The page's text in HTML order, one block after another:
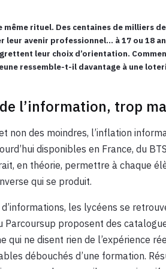
même rituel. Des centaines de milliers
avenir professionnel… à 17 ou 18
leur choix d’orientation.
ressemble-t-il davantage à une
l’information, trop
non des moindres, l’inflation
disponibles en France, du
en théorie, permettre à chaque
qui se produit.
les lycéens se
Parcoursup proposent des
qui ne disent rien de l’expérience
débouchés d’une formation.